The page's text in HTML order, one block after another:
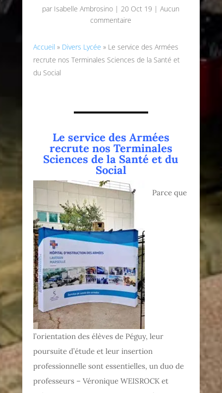
par Isabelle Ambrosino |20 Oct 19 |Aucun
commentaire
Accueil » Divers Lycée » Le service des Armées
recrute nos Terminales Sciences de la Santé et
du Social
Le service des Armées
recrute nos Terminales
Sciences de la Santé et du
Social
Parce que
l’orientation des élèves de Péguy, leur
poursuite d’étude et leur insertion
professionnelle sont essentielles, un duo de
professeurs – Véronique WEISROCK et